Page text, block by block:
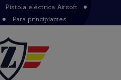
Pistola eléctrica Airsoft
Para principiantes